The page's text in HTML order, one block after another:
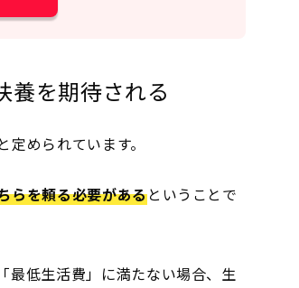
養を期待される
められています。
らを頼る必要があるということで
最低生活費」に満たない場合、生